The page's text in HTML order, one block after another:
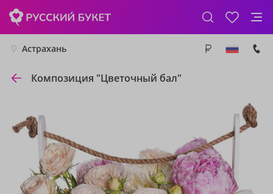
Астрахань
Композиция "Цветочный бал"